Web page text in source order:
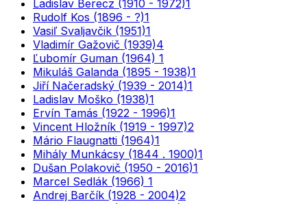
Ladislav Berecz (1910 - 1972)1
Rudolf Kos (1896 - ?)1
Vasiľ Svaljavčik (1951)1
Vladimír Gažovič (1939)4
Ľubomír Guman (1964) 1
Mikuláš Galanda (1895 - 1938)1
Jiří Načeradský (1939 - 2014)1
Ladislav Moško (1938)1
Ervín Tamás (1922 - 1996)1
Vincent Hložník (1919 - 1997)2
Mário Flaugnatti (1964)1
Mihály Munkácsy (1844 . 1900)1
Dušan Polakovič (1950 - 2016)1
Marcel Sedlák (1966) 1
Andrej Barčík (1928 - 2004)2